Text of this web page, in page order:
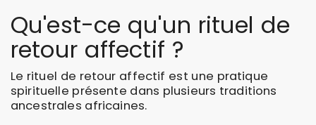
Qu'est-ce qu'un rituel de
retour affectif ?
Le rituel de retour affectif est une pratique
spirituelle présente dans plusieurs traditions
ancestrales africaines.